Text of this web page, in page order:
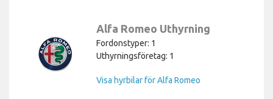
Alfa Romeo Uthyrning
Fordonstyper: 1
Uthyrningsföretag: 1
Visa hyrbilar för Alfa Romeo